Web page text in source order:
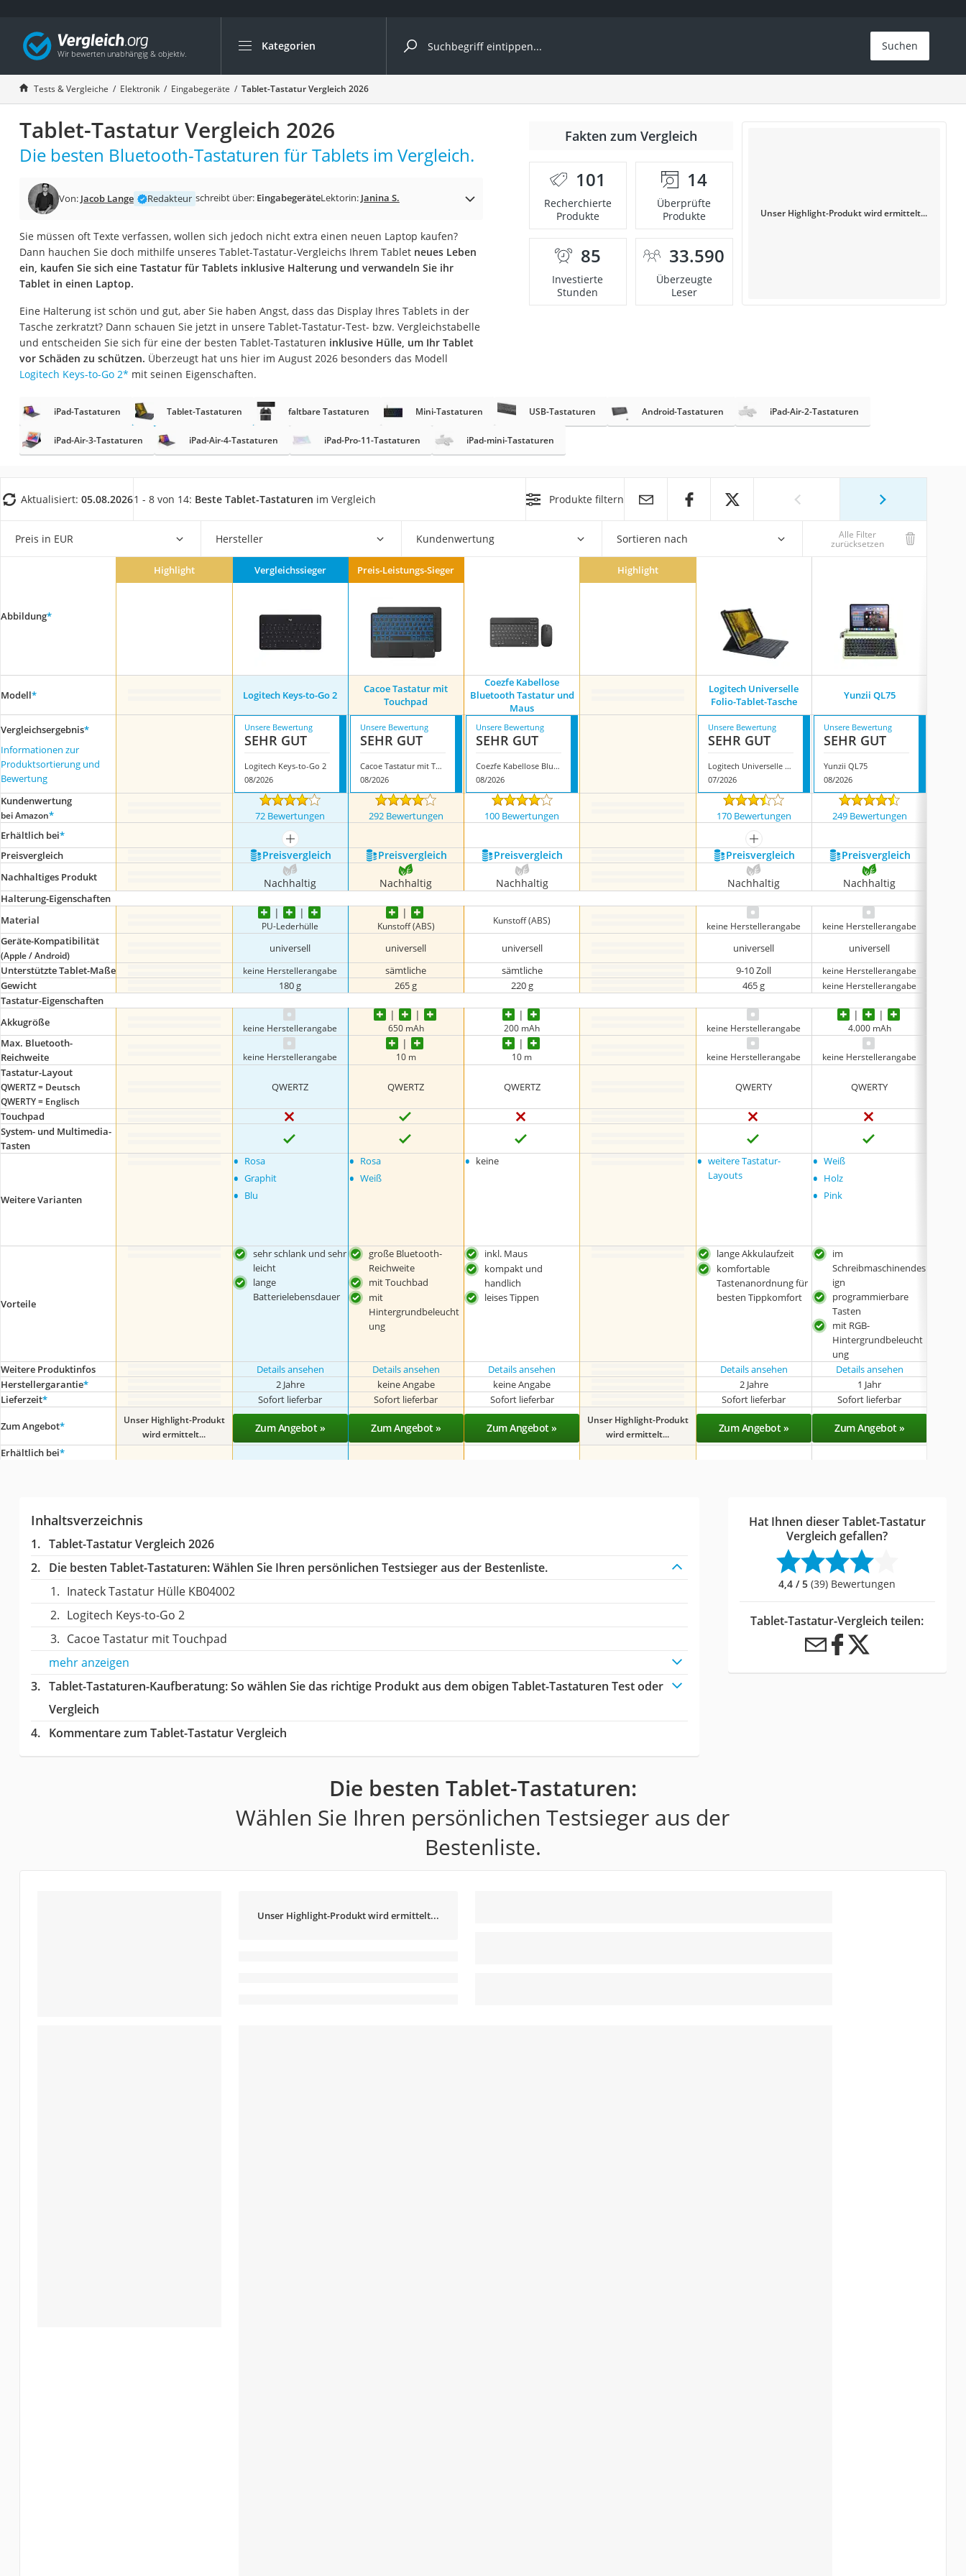
Kategorien
Die beliebtesten Vergleiche nach Kategorie
Elektronik
Powerstation
Monitor 32 Zoll 4K
Fernseher
Desktop-PC
Diascanner
Laser-Multifunktionsdrucker
Powerstation mit Solarpanel
Gaming-PC
Soundbar
17-Zoll-Laptop
Satellitenschüssel
Gaming-Headset
Schnurloses Telefon
Ladekabel Typ 2 Schuko
Acer Aspire
Service
Suchen
Tests & Vergleiche Elektronik Eingabegeräte Tablet-Tastatur Vergleich 2026
Tablet-Tastatur Vergleich 2026
Die besten Bluetooth-Tastaturen für Tablets im Vergleich.
Von: Jacob Lange Redakteur schreibt über: EingabegeräteLektorin: Janina S.
Sie müssen oft Texte verfassen, wollen sich jedoch nicht extra einen neuen Laptop kaufen?
Dann hauchen Sie doch mithilfe unseres Tablet-Tastatur-Vergleichs Ihrem Tablet neues Leben
ein, kaufen Sie sich eine Tastatur für Tablets inklusive Halterung und verwandeln Sie ihr
Tablet in einen Laptop.
Eine Halterung ist schön und gut, aber Sie haben Angst, dass das Display Ihres Tablets in der
Tasche zerkratzt? Dann schauen Sie jetzt in unsere Tablet-Tastatur-Test- bzw. Vergleichstabelle
und entscheiden Sie sich für eine der besten Tablet-Tastaturen inklusive Hülle, um Ihr Tablet
vor Schäden zu schützen. Überzeugt hat uns hier im August 2026 besonders das Modell
Logitech Keys-to-Go 2* mit seinen Eigenschaften.
Fakten zum Vergleich
101
Recherchierte
Produkte
14
Überprüfte
Produkte
85
Investierte
Stunden
33.590
Überzeugte
Leser
Unser Highlight-Produkt wird ermittelt...
iPad-Tastaturen Tablet-Tastaturen faltbare Tastaturen Mini-Tastaturen USB-Tastaturen Android-Tastaturen iPad-Air-2-Tastaturen
iPad-Air-3-Tastaturen iPad-Air-4-Tastaturen iPad-Pro-11-Tastaturen iPad-mini-Tastaturen
Aktualisiert: 05.08.20261 - 8 von 14: Beste Tablet-Tastaturen im Vergleich Produkte filtern
Preis in EUR Hersteller Kundenwertung Sortieren nach Alle Filter
zurücksetzen
Abbildung*
Highlight Vergleichssieger Preis-Leistungs-Sieger Highlight
Modell* Logitech Keys-to-Go 2
Cacoe Tastatur mit
Touchpad
Coezfe Kabellose
Bluetooth Tastatur und
Maus
Logitech Universelle
Folio-Tablet-Tasche
Yunzii QL75
Vergleichsergebnis*
Informationen zur
Produktsortierung und
Bewertung
Unsere Bewertung
SEHR GUT
Logitech Keys-to-Go 2
08/2026
Unsere Bewertung
SEHR GUT
Cacoe Tastatur mit Touchpad
08/2026
Unsere Bewertung
SEHR GUT
Coezfe Kabellose Bluetooth Tastatur und Maus
08/2026
Unsere Bewertung
SEHR GUT
Logitech Universelle Folio-Tablet-Tasche
07/2026
Unsere Bewertung
SEHR GUT
Yunzii QL75
08/2026
Kundenwertung
bei Amazon* 72 Bewertungen 292 Bewertungen 100 Bewertungen 170 Bewertungen 249 Bewertungen
Erhältlich bei*
mehr anzeigen
mehr anzeigen
Preis­vergleich
Preis­vergleich Preis­vergleich Preis­vergleich Preis­vergleich Preis­vergleich
Nachhaltiges Produkt Nachhaltig Nachhaltig Nachhaltig Nachhaltig Nachhaltig
Halterung-Eigenschaften
Material
PU-Lederhülle Kunstoff (ABS)
Kunstoff (ABS)
keine Herstellerangabe keine Herstellerangabe
Geräte-Kompatibilität
(Apple / Android)
universell universell universell universell universell
Unterstützte Tablet-Maße
keine Herstellerangabe sämtliche sämtliche 9-10 Zoll keine Herstellerangabe
Gewicht
180 g 265 g 220 g 465 g keine Herstellerangabe
Tastatur-Eigenschaften
Akkugröße
keine Herstellerangabe 650 mAh 200 mAh keine Herstellerangabe 4.000 mAh
Max. Bluetooth-
Reichweite
keine Herstellerangabe 10 m 10 m keine Herstellerangabe keine Herstellerangabe
Tastatur-Layout
QWERTZ = Deutsch
QWERTY = Englisch
QWERTZ QWERTZ QWERTZ QWERTY QWERTY
Touchpad
System- und Multimedia-
Tasten
Weitere Varianten
• Rosa
• Graphit
• Blu
• Rosa
• Weiß
• keine • weitere Tastatur-
Layouts
• Weiß
• Holz
• Pink
Vorteile
sehr schlank und sehr
leicht
lange
Batterielebensdauer
große Bluetooth-
Reichweite
mit Touchbad
mit
Hintergrundbeleucht
ung
inkl. Maus
kompakt und
handlich
leises Tippen
lange Akkulaufzeit
komfortable
Tastenanordnung für
besten Tippkomfort
im
Schreibmaschinendes
ign
programmierbare
Tasten
mit RGB-
Hintergrundbeleucht
ung
Weitere Produktinfos Details ansehen Details ansehen Details ansehen Details ansehen Details ansehen
Herstellergarantie* 2 Jahre keine Angabe keine Angabe 2 Jahre
1 Jahr
Lieferzeit* Sofort lieferbar Sofort lieferbar Sofort lieferbar Sofort lieferbar Sofort lieferbar
Zum Angebot*
Unser Highlight-Produkt
wird ermittelt...
Zum Angebot » Zum Angebot » Zum Angebot »
Unser Highlight-Produkt
wird ermittelt...
Zum Angebot » Zum Angebot »
Erhältlich bei*
Inhaltsverzeichnis
Tablet-Tastatur Vergleich 2026
Die besten Tablet-Tastaturen:Wählen Sie Ihren persönlichen Testsieger aus der Bestenliste.
Inateck Tastatur Hülle ‎KB04002
Logitech Keys-to-Go 2
Cacoe Tastatur mit Touchpad
mehr anzeigen
Tablet-Tastaturen-Kaufberatung: So wählen Sie das richtige Produkt aus dem obigen Tablet-Tastaturen Test oder
Vergleich
Kommentare zum Tablet-Tastatur Vergleich
Hat Ihnen dieser Tablet-Tastatur
Vergleich gefallen?
4,4 / 5 (39) Bewertungen
Tablet-Tastatur-Vergleich teilen:
Die besten Tablet-Tastaturen:
Wählen Sie Ihren persönlichen Testsieger aus der
Bestenliste.
Unser Highlight-Produkt wird ermittelt...